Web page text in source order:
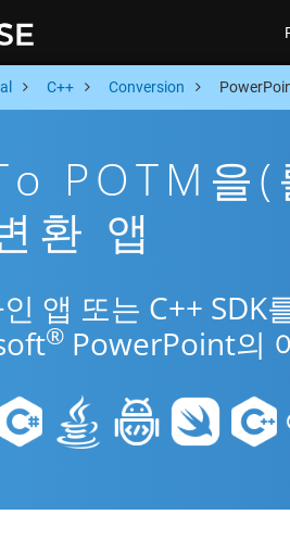
C++ Conversion
POTM을
환 앱
앱 또는 C++ SDK
® PowerPoint의